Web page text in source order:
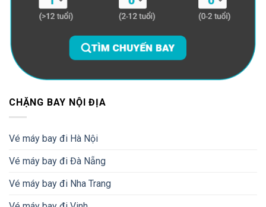
CHẶNG BAY NỘI ĐỊA
Vé máy bay đi Hà Nội
Vé máy bay đi Đà Nẵng
Vé máy bay đi Nha Trang